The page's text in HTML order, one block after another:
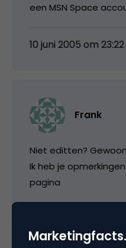
een MSN Space
10 juni 2005 om 23:22
Frank
Niet editten?
Ik heb je
pagina